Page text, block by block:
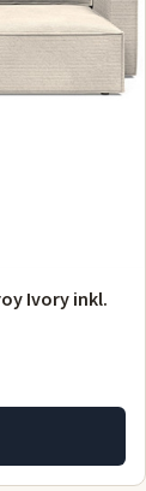
Ivory inkl.